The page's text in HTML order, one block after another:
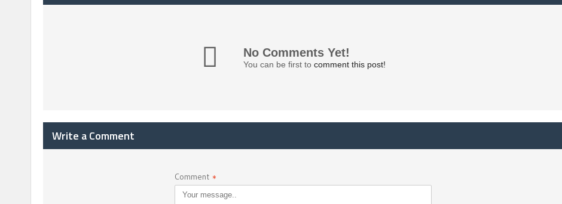
No Comments Yet!
You can be first to comment this post!
Write a Comment
Comment *